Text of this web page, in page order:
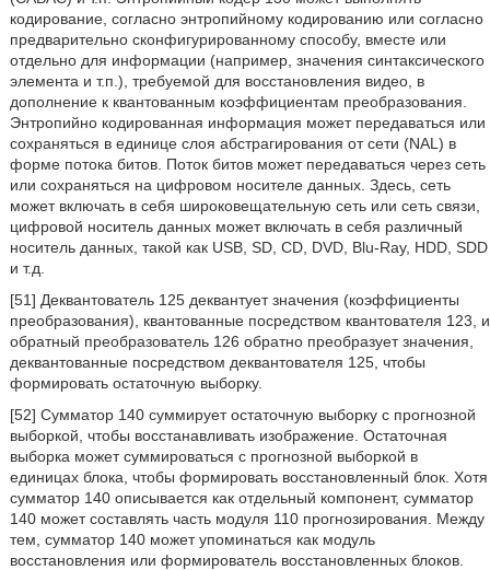
кодирование, согласно энтропийному кодированию или согласно
предварительно сконфигурированному способу, вместе или
отдельно для информации (например, значения синтаксического
элемента и т.п.), требуемой для восстановления видео, в
дополнение к квантованным коэффициентам преобразования.
Энтропийно кодированная информация может передаваться или
сохраняться в единице слоя абстрагирования от сети (NAL) в
форме потока битов. Поток битов может передаваться через сеть
или сохраняться на цифровом носителе данных. Здесь, сеть
может включать в себя широковещательную сеть или сеть связи,
цифровой носитель данных может включать в себя различный
носитель данных, такой как USB, SD, CD, DVD, Blu-Ray, HDD, SDD
и т.д.
[51] Деквантователь 125 деквантует значения (коэффициенты
преобразования), квантованные посредством квантователя 123, и
обратный преобразователь 126 обратно преобразует значения,
деквантованные посредством деквантователя 125, чтобы
формировать остаточную выборку.
[52] Сумматор 140 суммирует остаточную выборку с прогнозной
выборкой, чтобы восстанавливать изображение. Остаточная
выборка может суммироваться с прогнозной выборкой в
единицах блока, чтобы формировать восстановленный блок. Хотя
сумматор 140 описывается как отдельный компонент, сумматор
140 может составлять часть модуля 110 прогнозирования. Между
тем, сумматор 140 может упоминаться как модуль
восстановления или формирователь восстановленных блоков.